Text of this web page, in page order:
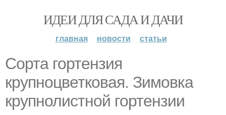
ИДЕИ ДЛЯ САДА И ДАЧИ
главная новости статьи
Сорта гортензия
крупноцветковая. Зимовка
крупнолистной гортензии